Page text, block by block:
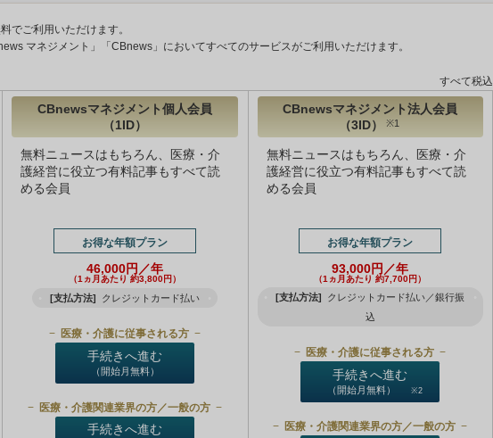
でご利用いただけます。
マネジメント」「CBnews」においてすべてのサービスがご利用いただけます。
すべて税込
CBnewsマネジメント個人会員
（1ID）
無料ニュースはもちろん、医療・介
護経営に役立つ有料記事もすべて読
める会員
お得な年額プラン
46,000円／年
（1ヵ月あたり 約3,800円）
[支払方法] クレジットカード払い
医療・介護に従事される方
手続きへ進む
（開始月無料）
医療・介護関連業界の方／一般の方
手続きへ進む
CBnewsマネジメント法人会員
（3ID）
※1
無料ニュースはもちろん、医療・介
護経営に役立つ有料記事もすべて読
める会員
お得な年額プラン
93,000円／年
（1ヵ月あたり 約7,700円）
[支払方法]
クレジットカード払い／銀行振
込
医療・介護に従事される方
手続きへ進む
（開始月無料） ※2
医療・介護関連業界の方／一般の方